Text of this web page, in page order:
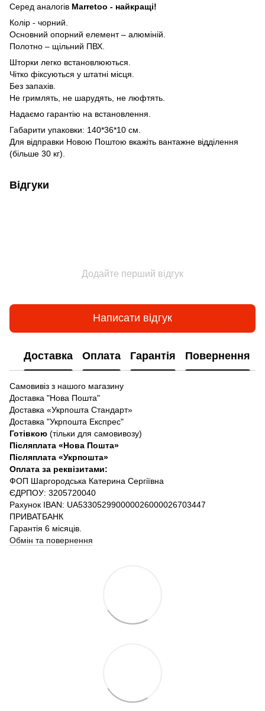
Серед аналогів Marretoo - найкращі!
Колір - чорний.
Основний опорний елемент – алюміній.
Полотно – щільний ПВХ.
Шторки легко встановлюються.
Чітко фіксуються у штатні місця.
Без запахів.
Не гримлять, не шарудять, не люфтять.
Надаємо гарантію на встановлення.
Габарити упаковки: 140*36*10 см.
Для відправки Новою Поштою вкажіть вантажне відділення
(більше 30 кг).
Відгуки
Додайте перший відгук
Написати відгук
Доставка Оплата Гарантія Повернення
Самовивіз з нашого магазину
Доставка "Нова Пошта"
Доставка «Укрпошта Стандарт»
Доставка "Укрпошта Експрес"
Готівкою (тільки для самовивозу)
Післяплата «Нова Пошта»
Післяплата «Укрпошта»
Оплата за реквізитами:
ФОП Шаргородська Катерина Сергіївна
ЄДРПОУ: 3205720040
Рахунок IBAN: UA533052990000026000026703447
ПРИВАТБАНК
Гарантія 6 місяців.
Обмін та повернення